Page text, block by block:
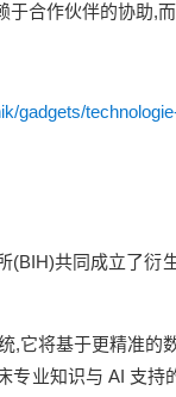
于合作伙伴的协助,
gadgets/
(BIH)共同成立了衍
,它将基于更精准
专业知识与 AI 支